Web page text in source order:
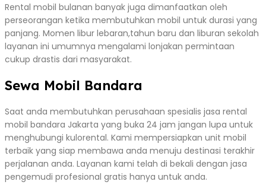
Rental mobil bulanan banyak juga dimanfaatkan oleh
perseorangan ketika membutuhkan mobil untuk durasi yang
panjang. Momen libur lebaran,tahun baru dan liburan sekolah
layanan ini umumnya mengalami lonjakan permintaan
cukup drastis dari masyarakat.
Sewa Mobil Bandara
Saat anda membutuhkan perusahaan spesialis jasa rental
mobil bandara Jakarta yang buka 24 jam jangan lupa untuk
menghubungi kulorental. Kami mempersiapkan unit mobil
terbaik yang siap membawa anda menuju destinasi terakhir
perjalanan anda. Layanan kami telah di bekali dengan jasa
pengemudi profesional gratis hanya untuk anda.